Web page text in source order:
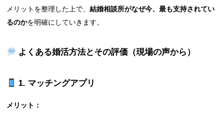
メリットを整理した上で、結婚相談所がなぜ今、最も支持されてい
るのかを明確にしていきます。
よくある婚活方法とその評価（現場の声から）
1. マッチングアプリ
メリット：